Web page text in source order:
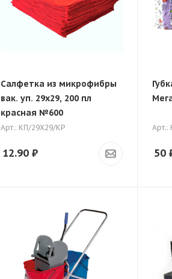
Салфетка из микрофибры
вак. уп. 29х29, 200 пл
красная №600
Арт.: КП/29Х29/КР
12.90 ₽
Арт.:
50